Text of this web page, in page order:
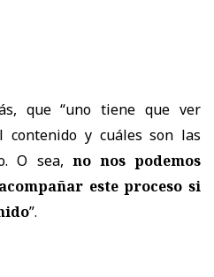
que “uno tiene que ver
contenido y cuáles son las
O sea, no nos podemos
este proceso si
”.